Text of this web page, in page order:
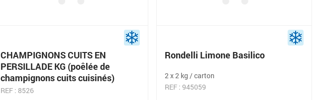
CHAMPIGNONS CUITS EN
PERSILLADE KG (poêlée de
champignons cuits cuisinés)
REF : 8526
Rondelli Limone Basilico
2 x 2 kg / carton
REF : 945059